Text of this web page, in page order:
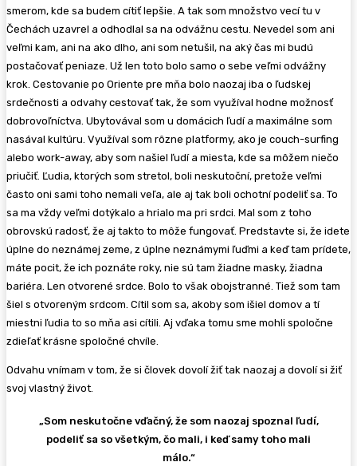
smerom, kde sa budem cítiť lepšie. A tak som množstvo vecí tu v
Čechách uzavrel a odhodlal sa na odvážnu cestu. Nevedel som ani
veľmi kam, ani na ako dlho, ani som netušil, na aký čas mi budú
postačovať peniaze. Už len toto bolo samo o sebe veľmi odvážny
krok. Cestovanie po Oriente pre mňa bolo naozaj iba o ľudskej
srdečnosti a odvahy cestovať tak, že som využíval hodne možnosť
dobrovoľníctva. Ubytovával som u domácich ľudí a maximálne som
nasával kultúru. Využíval som rôzne platformy, ako je couch-surfing
alebo work-away, aby som našiel ľudí a miesta, kde sa môžem niečo
priučiť. Ľudia, ktorých som stretol, boli neskutoční, pretože veľmi
často oni sami toho nemali veľa, ale aj tak boli ochotní podeliť sa. To
sa ma vždy veľmi dotýkalo a hrialo ma pri srdci. Mal som z toho
obrovskú radosť, že aj takto to môže fungovať. Predstavte si, že idete
úplne do neznámej zeme, z úplne neznámymi ľuďmi a keď tam prídete,
máte pocit, že ich poznáte roky, nie sú tam žiadne masky, žiadna
bariéra. Len otvorené srdce. Bolo to však obojstranné. Tiež som tam
šiel s otvoreným srdcom. Cítil som sa, akoby som išiel domov a tí
miestni ľudia to so mňa asi cítili. Aj vďaka tomu sme mohli spoločne
zdieľať krásne spoločné chvíle.
Odvahu vnímam v tom, že si človek dovolí žiť tak naozaj a dovolí si žiť
svoj vlastný život.
„Som neskutočne vďačný, že som naozaj spoznal ľudí,
podeliť sa so všetkým, čo mali, i keď samy toho mali
málo.“